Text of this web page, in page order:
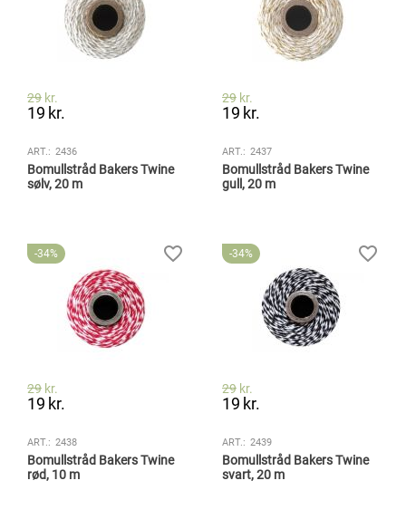
29 kr.
19 kr.
ART.: 2436
Bomullstråd Bakers Twine
sølv, 20 m
29 kr.
19 kr.
ART.: 2437
Bomullstråd Bakers Twine
gull, 20 m
34%
29 kr.
19 kr.
ART.: 2438
Bomullstråd Bakers Twine
rød, 10 m
34%
29 kr.
19 kr.
ART.: 2439
Bomullstråd Bakers Twine
svart, 20 m